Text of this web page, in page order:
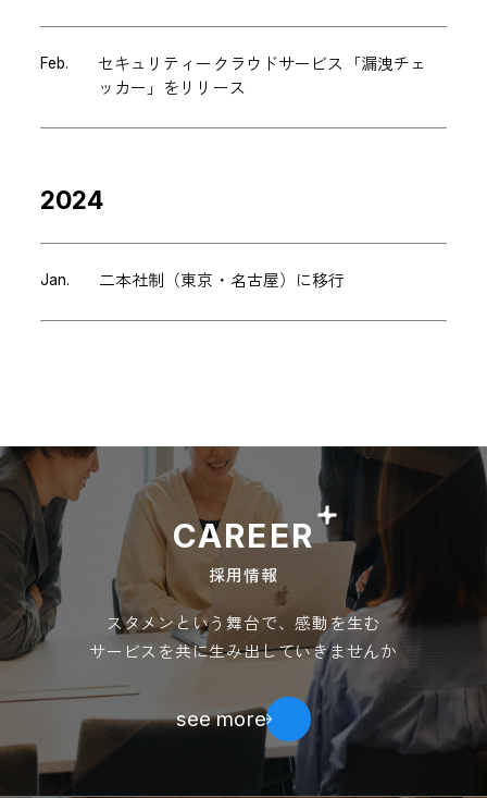
Feb.
セキュリティークラウドサービス「漏洩チェ
ッカー」をリリース
2024
Jan. 二本社制（東京・名古屋）に移行
CAREER
採用情報
スタメンという舞台で、感動を生む
サービスを共に生み出していきませんか
see more